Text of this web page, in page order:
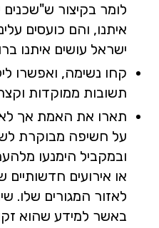
לומר בקיצור
איתנו, והם כועסים
ישראל עושים איתנו
קחו נשימה, ואפשרו
תשובות ממוקדות
תארו את האמת אך
על חשיפה מבוקרת
ובמקביל הימנעו
או אירועים חדשותיים
לאזור המגורים שלו.
באשר למידע שהוא